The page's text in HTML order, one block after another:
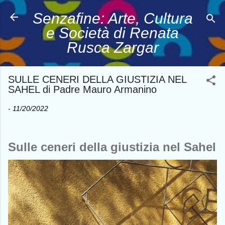
Passa ai contenuti principali
Senzafine: Arte, Cultura
e Società di Renata
Rusca Zargar
SULLE CENERI DELLA GIUSTIZIA NEL
SAHEL di Padre Mauro Armanino
- 11/20/2022
Sulle ceneri della giustizia nel Sahel